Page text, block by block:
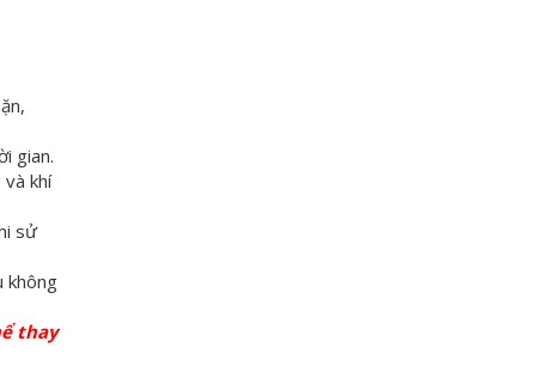
gian.
khí
sử
không
thay